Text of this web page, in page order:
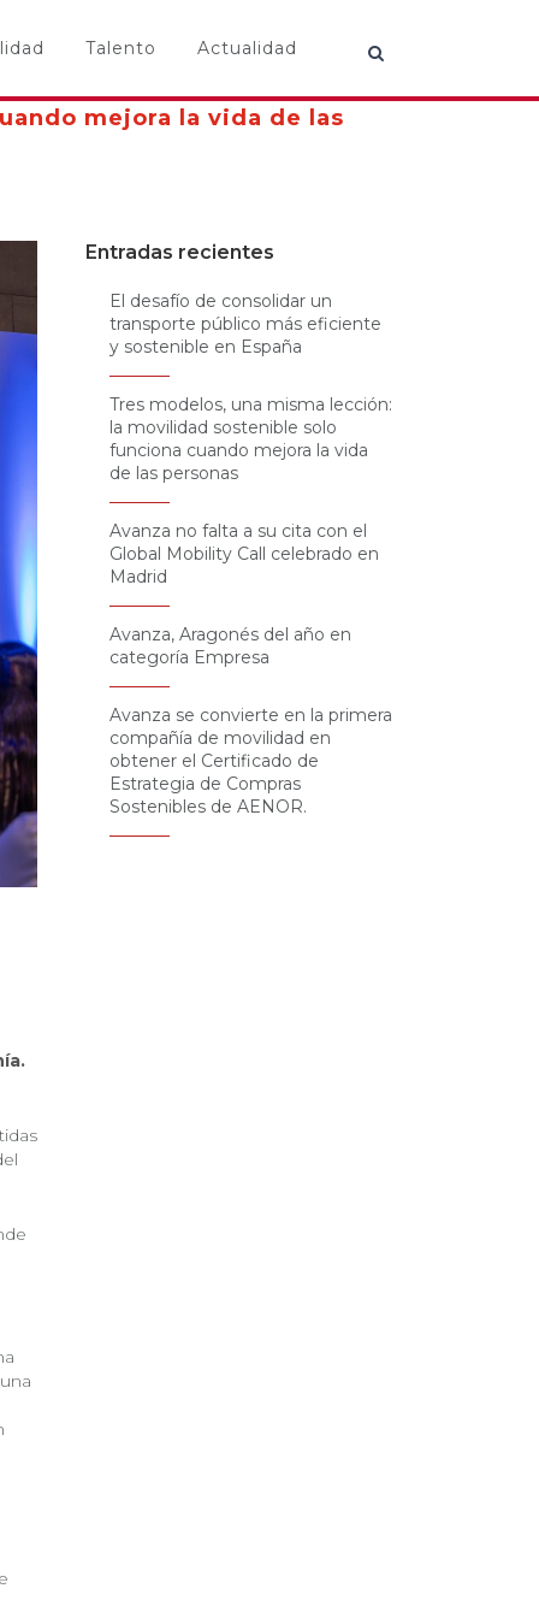
Talento Actualidad
mejora la vida de las
Entradas recientes
El desafío de consolidar un
transporte público más eficiente
y sostenible en España
Tres modelos, una misma lección:
la movilidad sostenible solo
funciona cuando mejora la vida
de las personas
Avanza no falta a su cita con el
Global Mobility Call celebrado en
Madrid
Avanza, Aragonés del año en
categoría Empresa
Avanza se convierte en la primera
compañía de movilidad en
obtener el Certificado de
Estrategia de Compras
Sostenibles de AENOR.